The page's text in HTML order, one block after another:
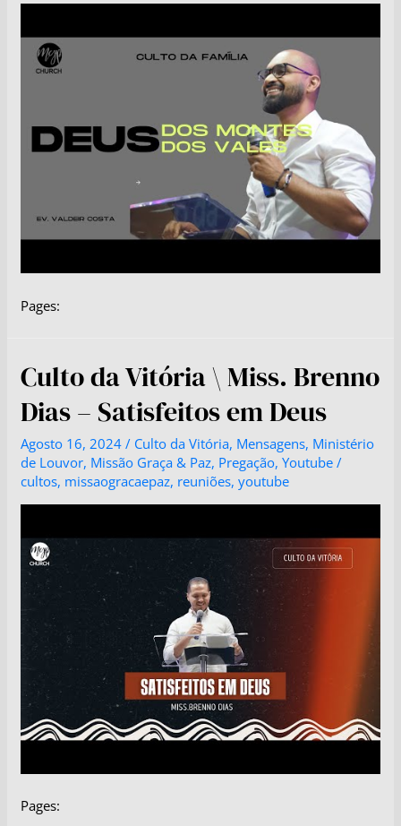
Pages:
Culto da Vitória \ Miss. Brenno
Dias – Satisfeitos em Deus
Agosto 16, 2024 / Culto da Vitória, Mensagens, Ministério
de Louvor, Missão Graça & Paz, Pregação,Youtube /
cultos, missaogracaepaz, reuniões,youtube
Pages: